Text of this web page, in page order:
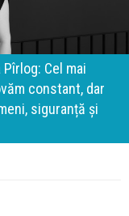
Cel mai
constant, dar
siguranță și